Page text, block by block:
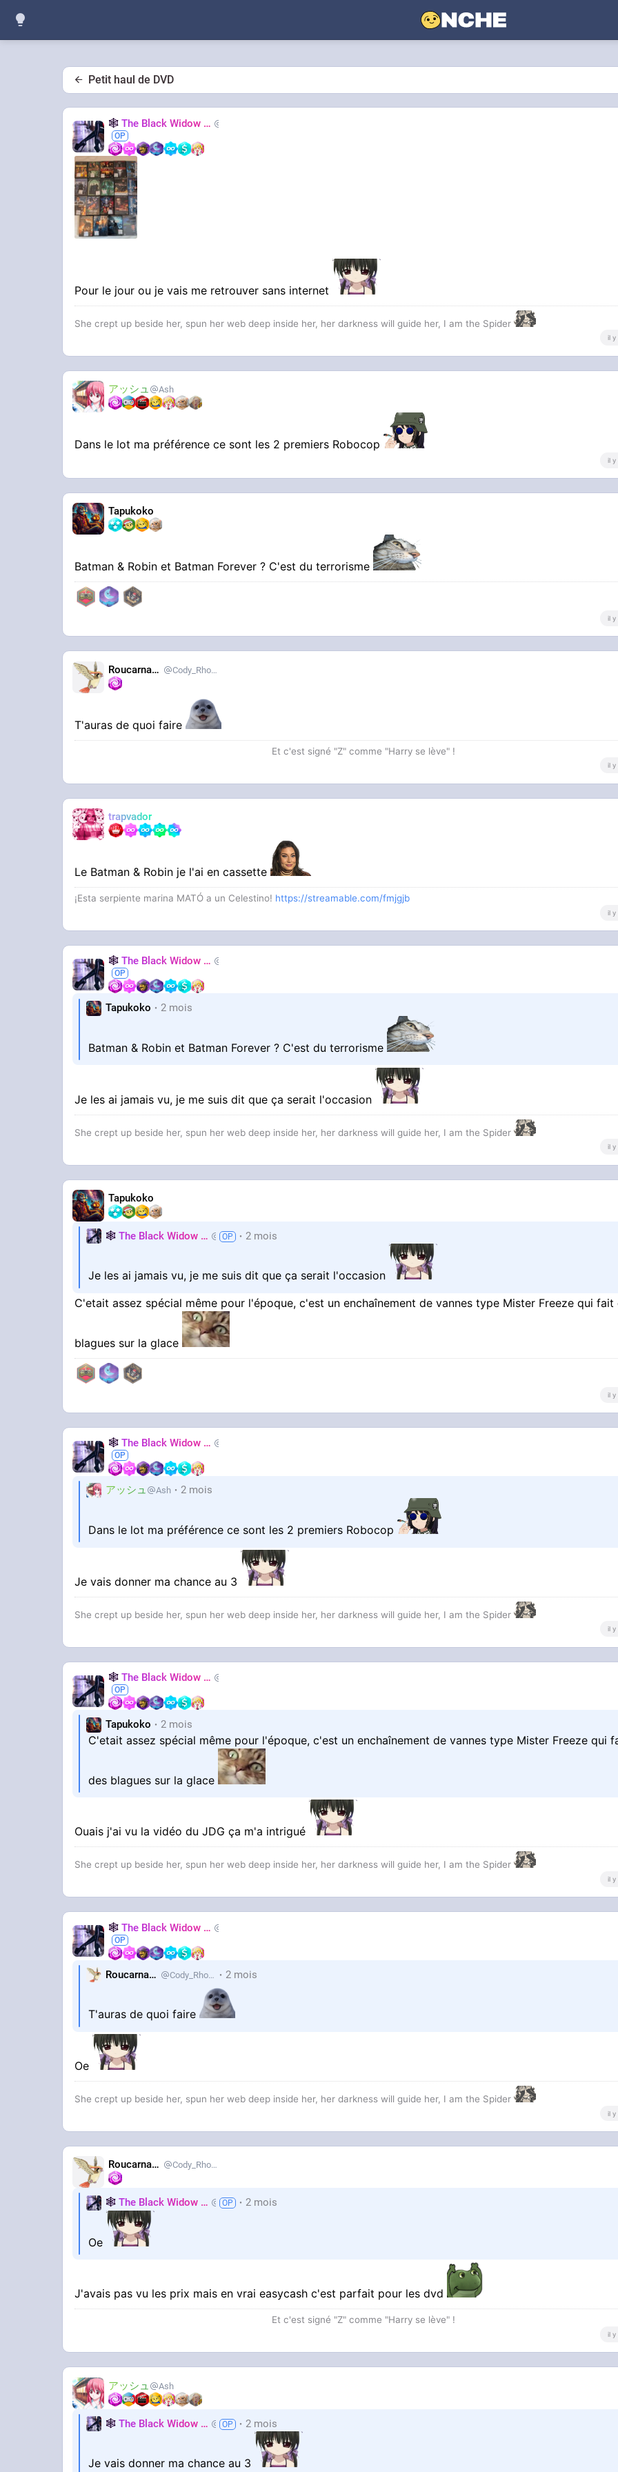
Petit haul de DVD
🕸️ The Black Widow 🕷️
Pour le jour ou je vais me retrouver sans internet
She crept up beside her, spun her web deep inside her, her darkness will guide her, I am the Spider
il y
アッシュ Ash
Dans le lot ma préférence ce sont les 2 premiers Robocop
il y
Tapukoko
Batman & Robin et Batman Forever ? C'est du terrorisme
il y
Roucarnage Cody_Rhodes
T'auras de quoi faire
Et c'est signé "Z" comme "Harry se lève" !
il y
trapvador
Le Batman & Robin je l'ai en cassette
¡Esta serpiente marina MATÓ a un Celestino! https://streamable.com/fmjgjb
il y
🕸️ The Black Widow 🕷️
Tapukoko 2 mois
Batman & Robin et Batman Forever ? C'est du terrorisme
Je les ai jamais vu, je me suis dit que ça serait l'occasion
She crept up beside her, spun her web deep inside her, her darkness will guide her, I am the Spider
il y
Tapukoko
🕸️ The Black Widow 🕷️ Nastasya2 mois
Je les ai jamais vu, je me suis dit que ça serait l'occasion
C'etait assez spécial même pour l'époque, c'est un enchaînement de vannes type Mister Freeze qui fait
blagues sur la glace
il y
🕸️ The Black Widow 🕷️
アッシュ Ash 2 mois
Dans le lot ma préférence ce sont les 2 premiers Robocop
Je vais donner ma chance au 3
She crept up beside her, spun her web deep inside her, her darkness will guide her, I am the Spider
il y
🕸️ The Black Widow 🕷️
Tapukoko 2 mois
C'etait assez spécial même pour l'époque, c'est un enchaînement de vannes type Mister Freeze qui
des blagues sur la glace
Ouais j'ai vu la vidéo du JDG ça m'a intrigué
She crept up beside her, spun her web deep inside her, her darkness will guide her, I am the Spider
il y
🕸️ The Black Widow 🕷️
Roucarnage Cody_Rhodes 2 mois
T'auras de quoi faire
Oe
She crept up beside her, spun her web deep inside her, her darkness will guide her, I am the Spider
il y
Roucarnage Cody_Rhodes
🕸️ The Black Widow 🕷️ Nastasya2 mois
Oe
J'avais pas vu les prix mais en vrai easycash c'est parfait pour les dvd
Et c'est signé "Z" comme "Harry se lève" !
il y
アッシュ Ash
🕸️ The Black Widow 🕷️ Nastasya2 mois
Je vais donner ma chance au 3